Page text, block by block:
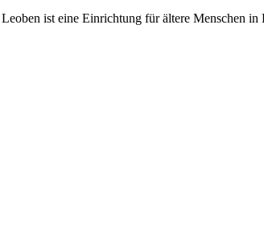
ist eine Einrichtung für ältere Menschen